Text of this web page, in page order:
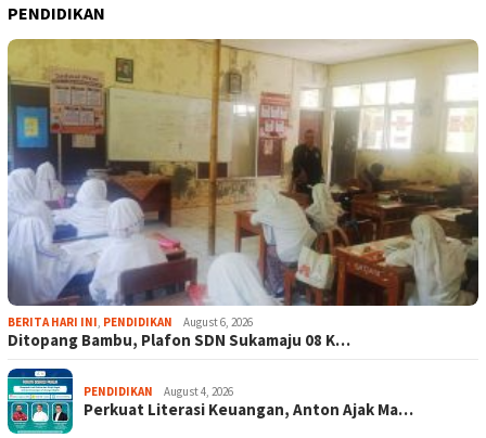
PENDIDIKAN
BERITA HARI INI, PENDIDIKAN August 6, 2026
Ditopang Bambu, Plafon SDN Sukamaju 08 K…
PENDIDIKAN August 4, 2026
Perkuat Literasi Keuangan, Anton Ajak Ma…